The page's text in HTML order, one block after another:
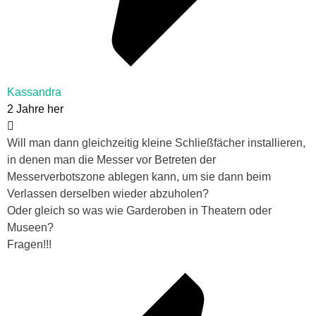
Kassandra
2 Jahre her
Will man dann gleichzeitig kleine Schließfächer installieren,
in denen man die Messer vor Betreten der
Messerverbotszone ablegen kann, um sie dann beim
Verlassen derselben wieder abzuholen?
Oder gleich so was wie Garderoben in Theatern oder
Museen?
Fragen!!!